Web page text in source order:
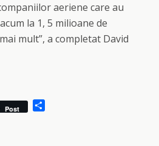
aeriene care au
la 1, 5 milioane de
mult”, a completat David
Post